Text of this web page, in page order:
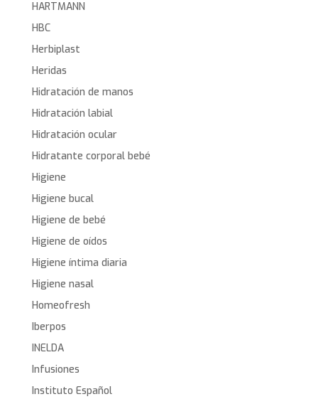
HARTMANN
HBC
Herbiplast
Heridas
Hidratación de manos
Hidratación labial
Hidratación ocular
Hidratante corporal bebé
Higiene
Higiene bucal
Higiene de bebé
Higiene de oídos
Higiene íntima diaria
Higiene nasal
Homeofresh
Iberpos
INELDA
Infusiones
Instituto Español